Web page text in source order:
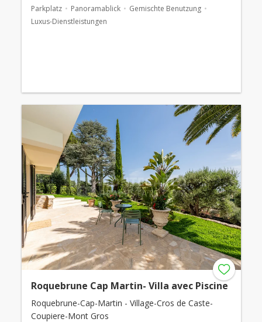
Parkplatz Panoramablick
Gemischte Benutzung
Luxus-Dienstleistungen
Roquebrune Cap Martin- Villa avec Piscine
Roquebrune-Cap-Martin - Village-Cros de Caste-
Coupiere-Mont Gros